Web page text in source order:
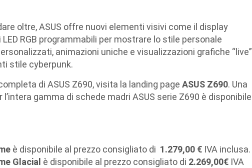
oltre, ASUS offre nuovi elementi visivi come il display
RGB programmabili per mostrare lo stile personale
animazioni uniche e visualizzazioni grafiche “live”
stile cyberpunk.
di ASUS Z690, visita la landing page ASUS Z690. Una
gamma di schede madri ASUS serie Z690 è disponibile
è disponibile al prezzo consigliato di 1.279,00 € IVA inclusa.
Glacial è disponibile al prezzo consigliato di 2.269,00€ IVA